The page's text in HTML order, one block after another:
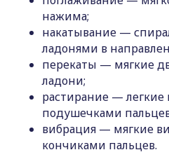
нажима;
накатывание —
ладонями в
перекаты — мягкие
ладони;
растирание —
подушечками
вибрация — мягкие
кончиками пальцев.